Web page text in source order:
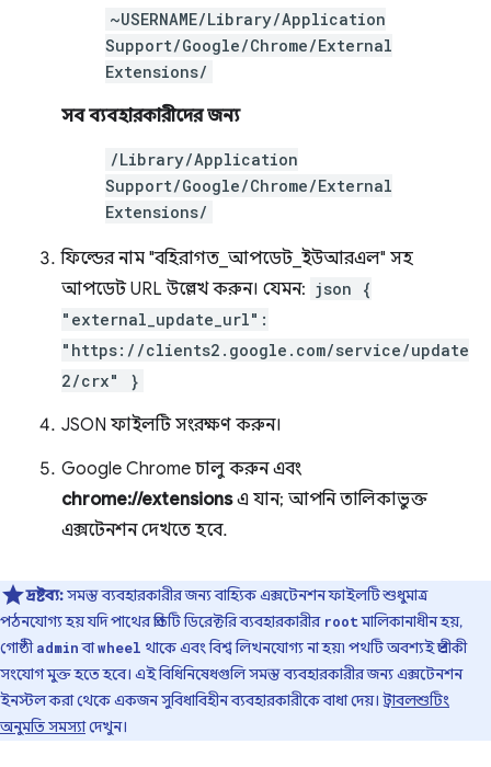
~USERNAME/Library/Application
Support/Google/Chrome/External
Extensions/
সব ব্যবহারকারীদের জন্য
/Library/Application
Support/Google/Chrome/External
Extensions/
ফিল্ডের নাম "বহিরাগত_আপডেট_ইউআরএল" সহ
আপডেট URL উল্লেখ করুন। যেমন: json {
"external_update_url":
"https://clients2.google.com/service/update
2/crx" }
JSON ফাইলটি সংরক্ষণ করুন।
Google Chrome চালু করুন এবং
chrome://extensionsএ যান; আপনি তালিকাভুক্ত
এক্সটেনশন দেখতে হবে.
দ্রষ্টব্য:সমস্ত ব্যবহারকারীর জন্য বাহ্যিক এক্সটেনশন ফাইলটি শুধুমাত্র
পঠনযোগ্য হয় যদি পাথের প্রতিটি ডিরেক্টরি ব্যবহারকারীর rootমালিকানাধীন হয়,
গোষ্ঠীadminবাwheel থাকে এবং বিশ্ব লিখনযোগ্য না হয়৷ পথটি অবশ্যই প্রতীকী
সংযোগ মুক্ত হতে হবে। এই বিধিনিষেধগুলি সমস্ত ব্যবহারকারীর জন্য এক্সটেনশন
ইনস্টল করা থেকে একজন সুবিধাবিহীন ব্যবহারকারীকে বাধা দেয়। ট্রাবলশুটিং
অনুমতি সমস্যাদেখুন।